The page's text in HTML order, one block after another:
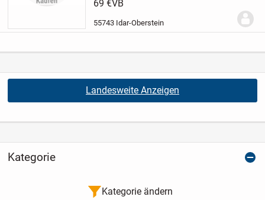
Balkon, Bad, sehr gute Bus Verbindung,
Eigentümer zu verkaufen.
69 €VB
55743 Idar-Oberstein
Landesweite Anzeigen
Kategorie
Kategorie ändern